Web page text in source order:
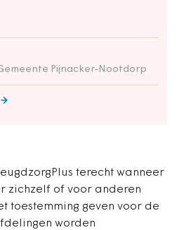
Pijnacker-Nootdorp
terecht wanneer
zichzelf of voor anderen
toestemming geven voor de
worden